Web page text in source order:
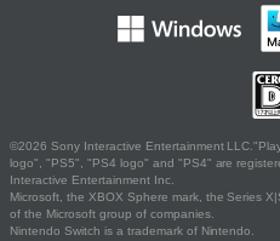
©2026 Sony Interactive Entertainment
logo", "PS5", "PS4 logo" and "PS4" are
Interactive Entertainment Inc.
Microsoft, the XBOX Sphere mark, the Series
of the Microsoft group of companies.
Nintendo Switch is a trademark of Nintendo.